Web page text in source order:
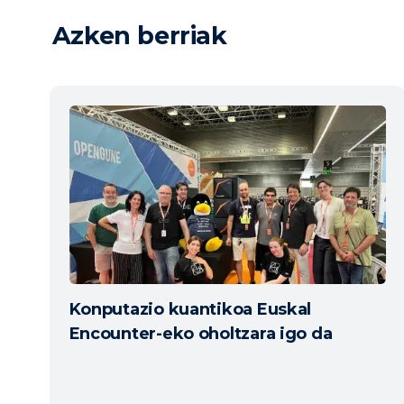
Azken berriak
Konputazio kuantikoa Euskal
Encounter-eko oholtzara igo da